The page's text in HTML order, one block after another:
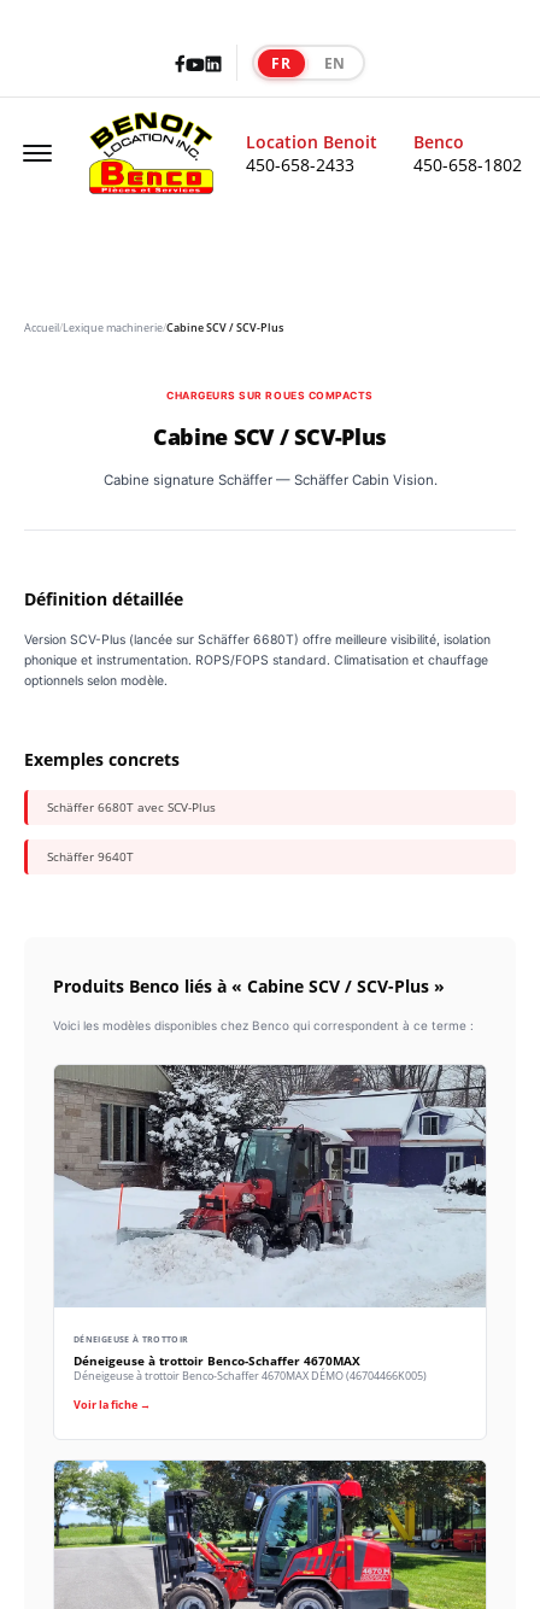
Facebook
Youtube
LinkedIn
FR | EN
Offcanvas Menu Open
Location Benoit
450-658-2433
Benco
450-658-1802
Accueil/Lexique machinerie/Cabine SCV / SCV-Plus
CHARGEURS SUR ROUES COMPACTS
Cabine SCV / SCV-Plus
Cabine signature Schäffer — Schäffer Cabin Vision.
Définition détaillée
Version SCV-Plus (lancée sur Schäffer 6680T) offre meilleure visibilité, isolation
phonique et instrumentation. ROPS/FOPS standard. Climatisation et chauffage
optionnels selon modèle.
Exemples concrets
Schäffer 6680T avec SCV-Plus
Schäffer 9640T
Produits Benco liés à « Cabine SCV / SCV-Plus »
Voici les modèles disponibles chez Benco qui correspondent à ce terme :
DÉNEIGEUSE À TROTTOIR
Déneigeuse à trottoir Benco-Schaffer 4670MAX
Déneigeuse à trottoir Benco-Schaffer 4670MAX DÉMO (46704466K005)
Voir la fiche →